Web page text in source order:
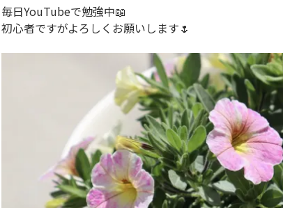
毎日YouTubeで勉強中📖
初心者ですがよろしくお願いします🌷